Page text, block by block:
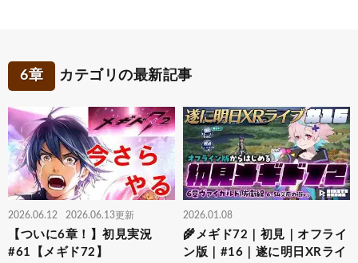
6章 カテゴリの最新記事
2026.06.12 2026.06.13更新
【ついに6章！】初見実況
#61【メギド72】
2026.01.08
🌾メギド72｜初見｜オフライ
ン版｜#16｜遂に明日XRライ